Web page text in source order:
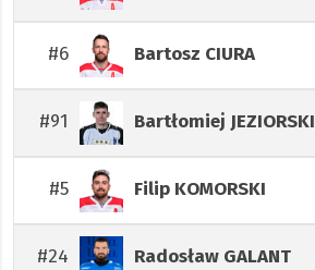
#6 Bartosz CIURA
#91 Bartłomiej JEZIORSKI
#5 Filip KOMORSKI
#24 Radosław GALANT